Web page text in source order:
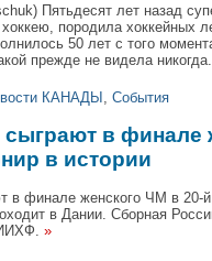
Пятьдесят лет назад
породила хоккейных
50 лет с того
прежде не видела никогда.
КАНАДЫ , События
в финале
в истории
финале женского ЧМ в 20-й
в Дании. Сборная
»